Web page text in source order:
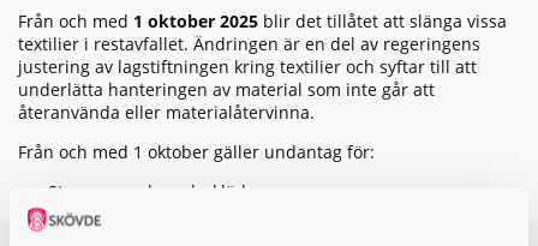
Från och med 1 oktober 2025 blir det tillåtet att slänga vissa
textilier i restavfallet. Ändringen är en del av regeringens
justering av lagstiftningen kring textilier och syftar till att
underlätta hanteringen av material som inte går att
återanvända eller materialåtervinna.
Från och med 1 oktober gäller undantag för:
Strumpor och underkläder
Textilier som är mögliga